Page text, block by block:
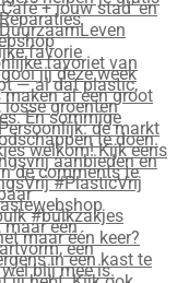
favorie
maar één